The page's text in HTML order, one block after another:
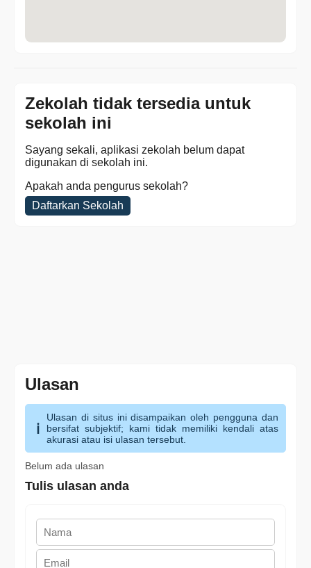
Zekolah tidak tersedia untuk
sekolah ini
Sayang sekali, aplikasi zekolah belum dapat
digunakan di sekolah ini.
Apakah anda pengurus sekolah?
Daftarkan Sekolah
Ulasan
Ulasan di situs ini disampaikan oleh pengguna dan
bersifat subjektif; kami tidak memiliki kendali atas
akurasi atau isi ulasan tersebut.
Belum ada ulasan
Tulis ulasan anda